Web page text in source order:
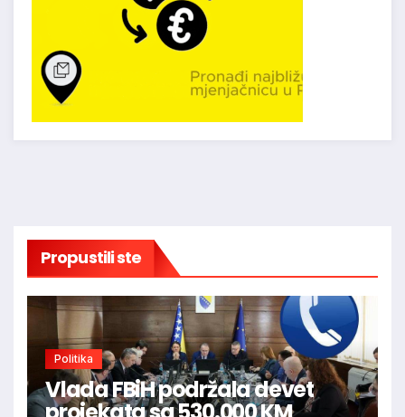
Propustili ste
Politika
Vlada FBiH podržala devet